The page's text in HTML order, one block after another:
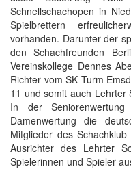
Schnellschachopen in
Spielbrettern
vorhanden. Darunter der
den Schachfreunden
Vereinskollege Dennes
Richter vom SK Turm
11 und somit auch Lehrter
In der
Damenwertung die
Mitglieder des
Ausrichter des Lehrter
Spielerinnen und Spieler